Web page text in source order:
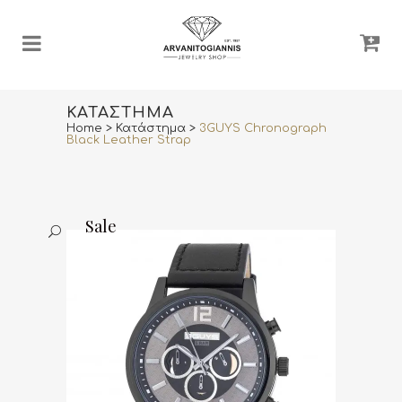
ΚΑΤΆΣΤΗΜΑ
Home > Κατάστημα > 3GUYS Chronograph
Black Leather Strap
Sale